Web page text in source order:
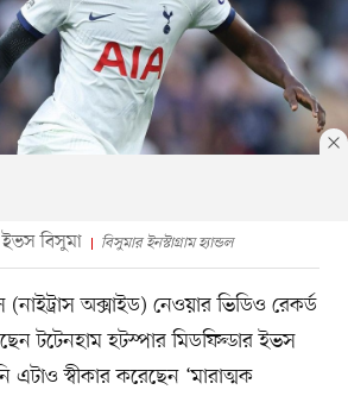
ইভস বিসুমা বিসুমার ইনস্টাগ্রাম হ্যান্ডল
(নাইট্রাস অক্সাইড) নেওয়ার ভিডিও রেকর্ড
টটেনহাম হটস্পার মিডফিল্ডার ইভস
এটাও স্বীকার করেছেন ‘মারাত্মক